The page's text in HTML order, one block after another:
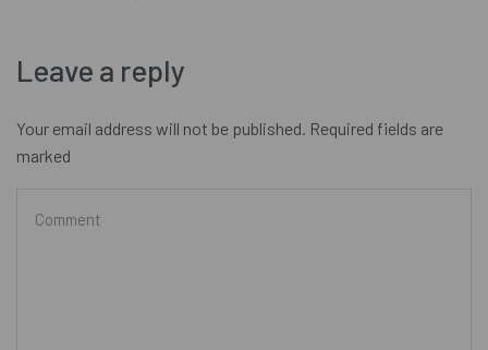
Leave a reply
Your email address will not be published. Required fields are
marked